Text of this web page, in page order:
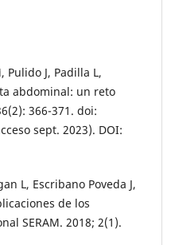
Pulido J, Padilla L,
abdominal: un reto
366-371. doi:
sept. 2023). DOI:
L, Escribano Poveda J,
de los
SERAM. 2018; 2(1).